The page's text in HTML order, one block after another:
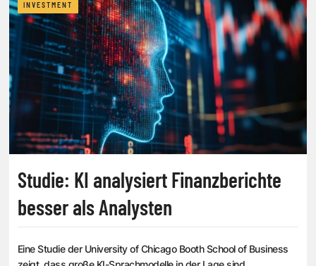
INVESTMENT
Studie: KI analysiert Finanzberichte
besser als Analysten
Eine Studie der University of Chicago Booth School of Business